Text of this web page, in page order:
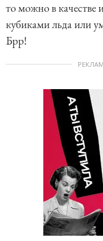
то можно в качестве
кубиками льда или
Брр!